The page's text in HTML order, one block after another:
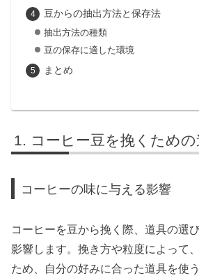
豆からの抽出方法と保存法
抽出方法の種類
豆の保存に適した環境
まとめ
コーヒー豆を挽くため
コーヒーの味に与える影響
コーヒーを豆から挽く際、道具の選
影響します。挽き方や粒度によって
ため、自分の好みに合った道具を使